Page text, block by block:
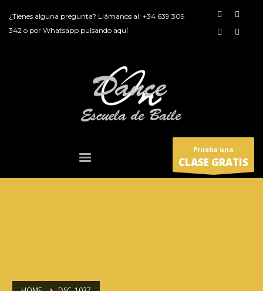
¿Tienes alguna pregunta? Llámanos al: +34 639 309
342 o por Whatsapp pulsando aquí
Prueba una
CLASE GRATIS